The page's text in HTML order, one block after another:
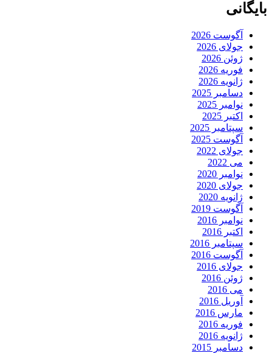
بایگانی
آگوست 2026
جولای 2026
ژوئن 2026
فوریه 2026
ژانویه 2026
دسامبر 2025
نوامبر 2025
اکتبر 2025
سپتامبر 2025
آگوست 2025
جولای 2022
می 2022
نوامبر 2020
جولای 2020
ژانویه 2020
آگوست 2019
نوامبر 2016
اکتبر 2016
سپتامبر 2016
آگوست 2016
جولای 2016
ژوئن 2016
می 2016
آوریل 2016
مارس 2016
فوریه 2016
ژانویه 2016
دسامبر 2015